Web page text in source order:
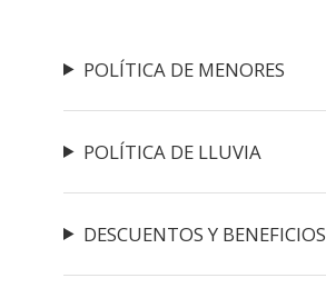
POLÍTICA DE MENORES
POLÍTICA DE LLUVIA
DESCUENTOS Y BENEFICIOS